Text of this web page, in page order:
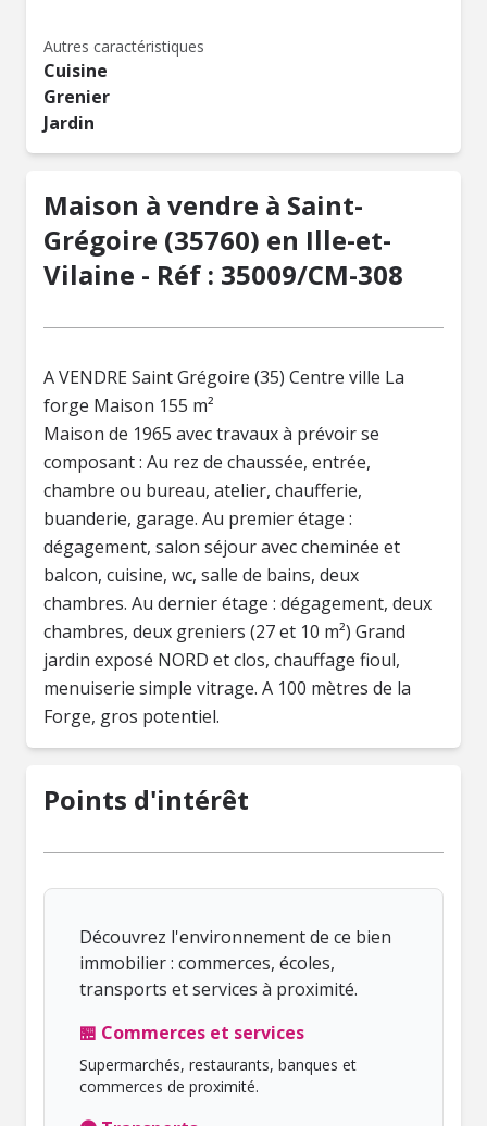
Autres caractéristiques
Cuisine
Grenier
Jardin
Maison à vendre à Saint-
Grégoire (35760) en Ille-et-
Vilaine - Réf : 35009/CM-308
A VENDRE Saint Grégoire (35) Centre ville La
forge Maison 155 m²
Maison de 1965 avec travaux à prévoir se
composant : Au rez de chaussée, entrée,
chambre ou bureau, atelier, chaufferie,
buanderie, garage. Au premier étage :
dégagement, salon séjour avec cheminée et
balcon, cuisine, wc, salle de bains, deux
chambres. Au dernier étage : dégagement, deux
chambres, deux greniers (27 et 10 m²) Grand
jardin exposé NORD et clos, chauffage fioul,
menuiserie simple vitrage. A 100 mètres de la
Forge, gros potentiel.
Points d'intérêt
Découvrez l'environnement de ce bien
immobilier : commerces, écoles,
transports et services à proximité.
🏪 Commerces et services
Supermarchés, restaurants, banques et
commerces de proximité.